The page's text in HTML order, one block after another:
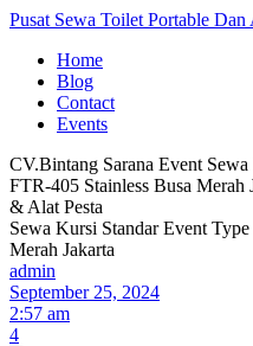
Pusat Sewa Toilet Portable Dan
Home
Blog
Contact
Events
CV.Bintang Sarana Event
FTR-405 Stainless Busa Merah
& Alat Pesta
Sewa Kursi Standar Event
Merah Jakarta
admin
September 25, 2024
2:57 am
4